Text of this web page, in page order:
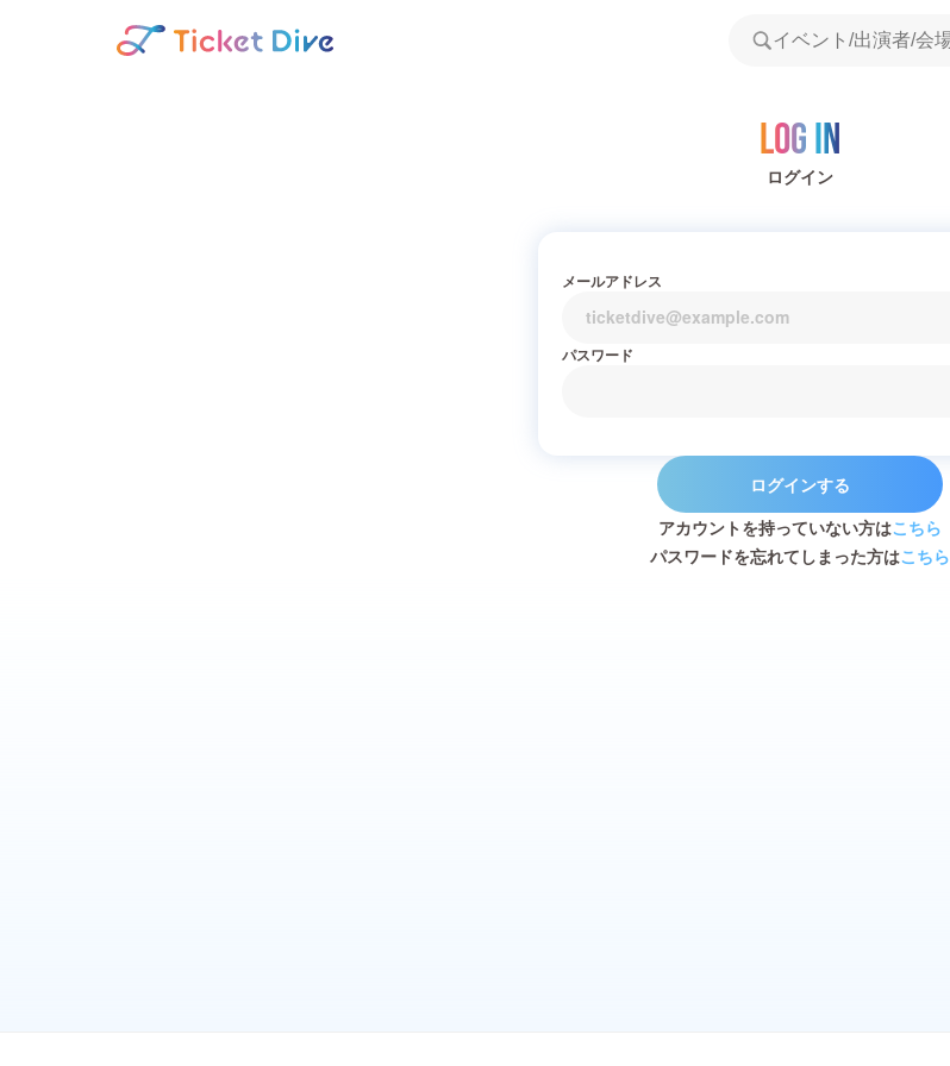
Log in
ログイン
メールアドレス
パスワード
ログインする
アカウントを持っていない方はこちら
パスワードを忘れてしまった方はこちら